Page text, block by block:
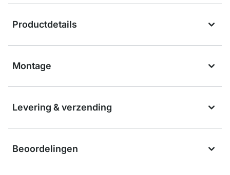
Productdetails
Montage
Levering & verzending
Beoordelingen